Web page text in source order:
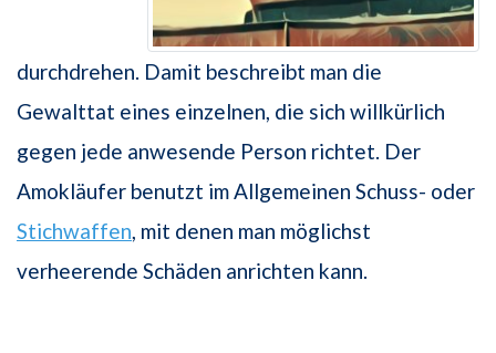
durchdrehen. Damit beschreibt man die
Gewalttat eines einzelnen, die sich willkürlich
gegen jede anwesende Person richtet. Der
Amokläufer benutzt im Allgemeinen Schuss- oder
Stichwaffen, mit denen man möglichst
verheerende Schäden anrichten kann.